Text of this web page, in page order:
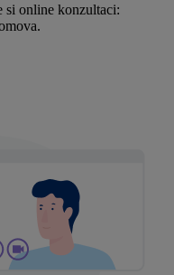
si online konzultaci: